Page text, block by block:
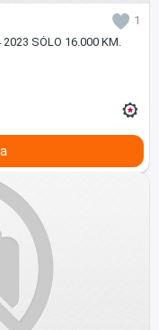
1
SÓLO 16.000 KM.